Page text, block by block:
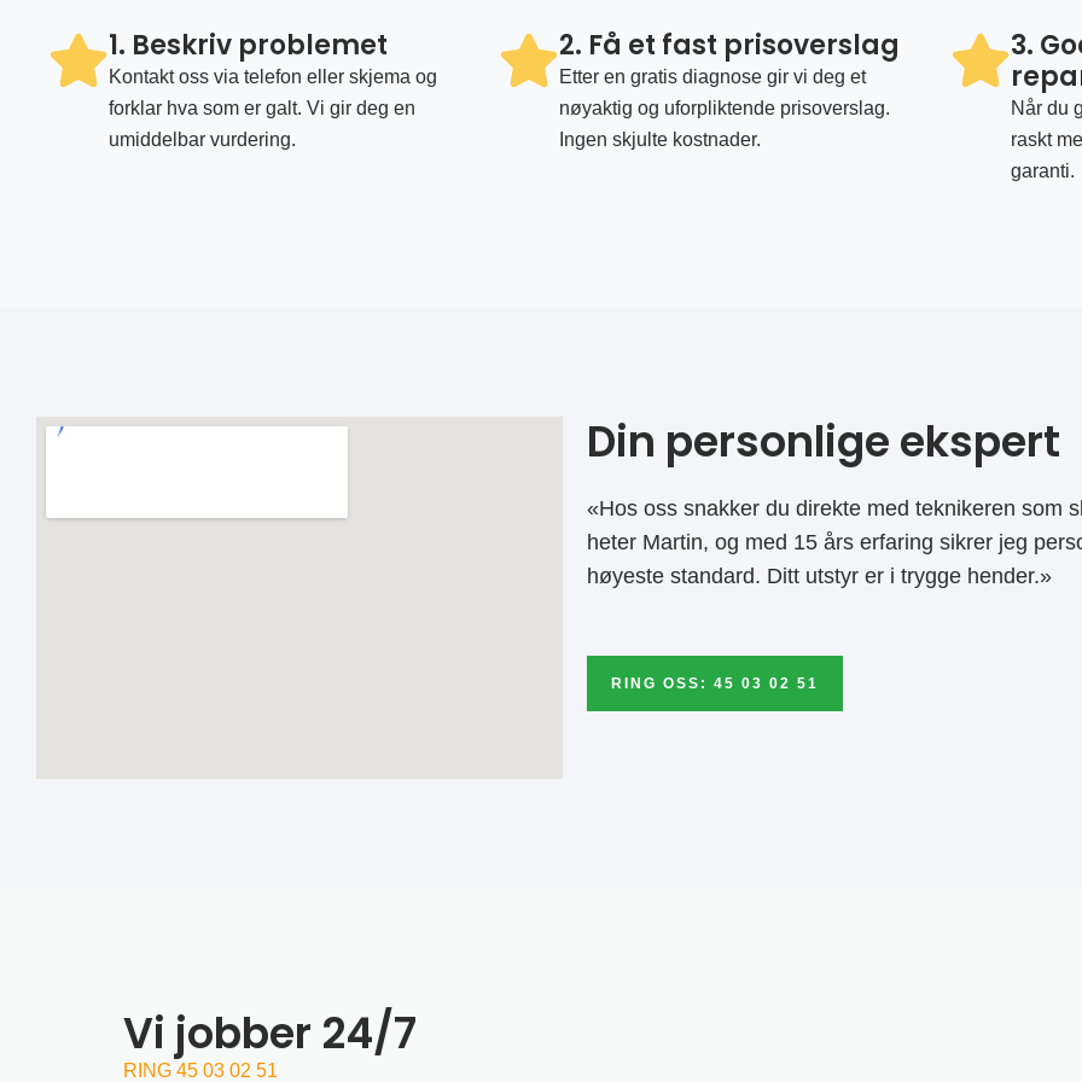
1. Beskriv problemet
Kontakt oss via telefon eller skjema og
forklar hva som er galt. Vi gir deg en
umiddelbar vurdering.
2. Få et fast prisoverslag
Etter en gratis diagnose gir vi deg et
nøyaktig og uforpliktende prisoverslag.
Ingen skjulte kostnader.
3.
Når du
raskt
garanti.
Din personlige ekspert
«Hos oss snakker du direkte med teknikeren som
heter Martin, og med 15 års erfaring sikrer jeg
høyeste standard. Ditt utstyr er i trygge hender.»
RING OSS: 45 03 02 51
Vi jobber 24/7
RING 45 03 02 51